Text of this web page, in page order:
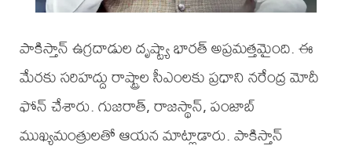
పాకిస్తాన్ ఉగ్రదాడుల దృష్ట్యా భారత్ అప్రమత్తమైంది. ఈ
మేరకు సరిహద్దు రాష్ట్రాల సీఎంలకు ప్రధాని నరేంద్ర మోదీ
ఫోన్‌ చేశారు. గుజరాత్‌, రాజస్థాన్‌, పంజాబ్‌
ముఖ్యమంత్రులతో ఆయన మాట్లాడారు. పాకిస్తాన్